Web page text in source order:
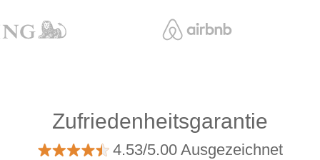
Zufriedenheitsgarantie
4.53/5.00 Ausgezeichnet